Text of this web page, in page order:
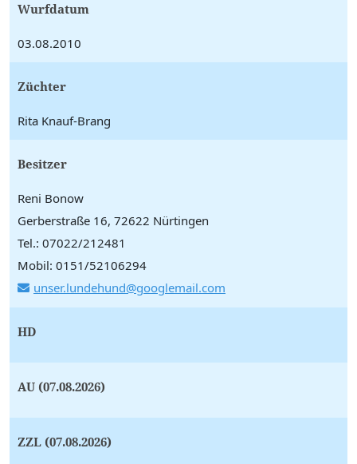
Wurfdatum
03.08.2010
Züchter
Rita Knauf-Brang
Besitzer
Reni Bonow
Gerberstraße 16, 72622 Nürtingen
Tel.: 07022/212481
Mobil: 0151/52106294
unser.lundehund@googlemail.com
HD
AU (07.08.2026)
ZZL (07.08.2026)